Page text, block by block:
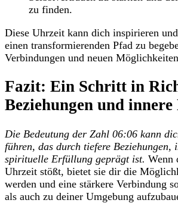
zu finden.
Diese Uhrzeit kann dich inspirieren
einen transformierenden Pfad zu
Verbindungen und neuen
Fazit: Ein Schritt in
Beziehungen und
Die Bedeutung der Zahl 06:06 kann
führen, das durch tiefere Beziehungen,
spirituelle Erfüllung geprägt ist. Wenn
Uhrzeit stößt, bietet sie dir die
werden und eine stärkere Verbindung
als auch zu deiner Umgebung